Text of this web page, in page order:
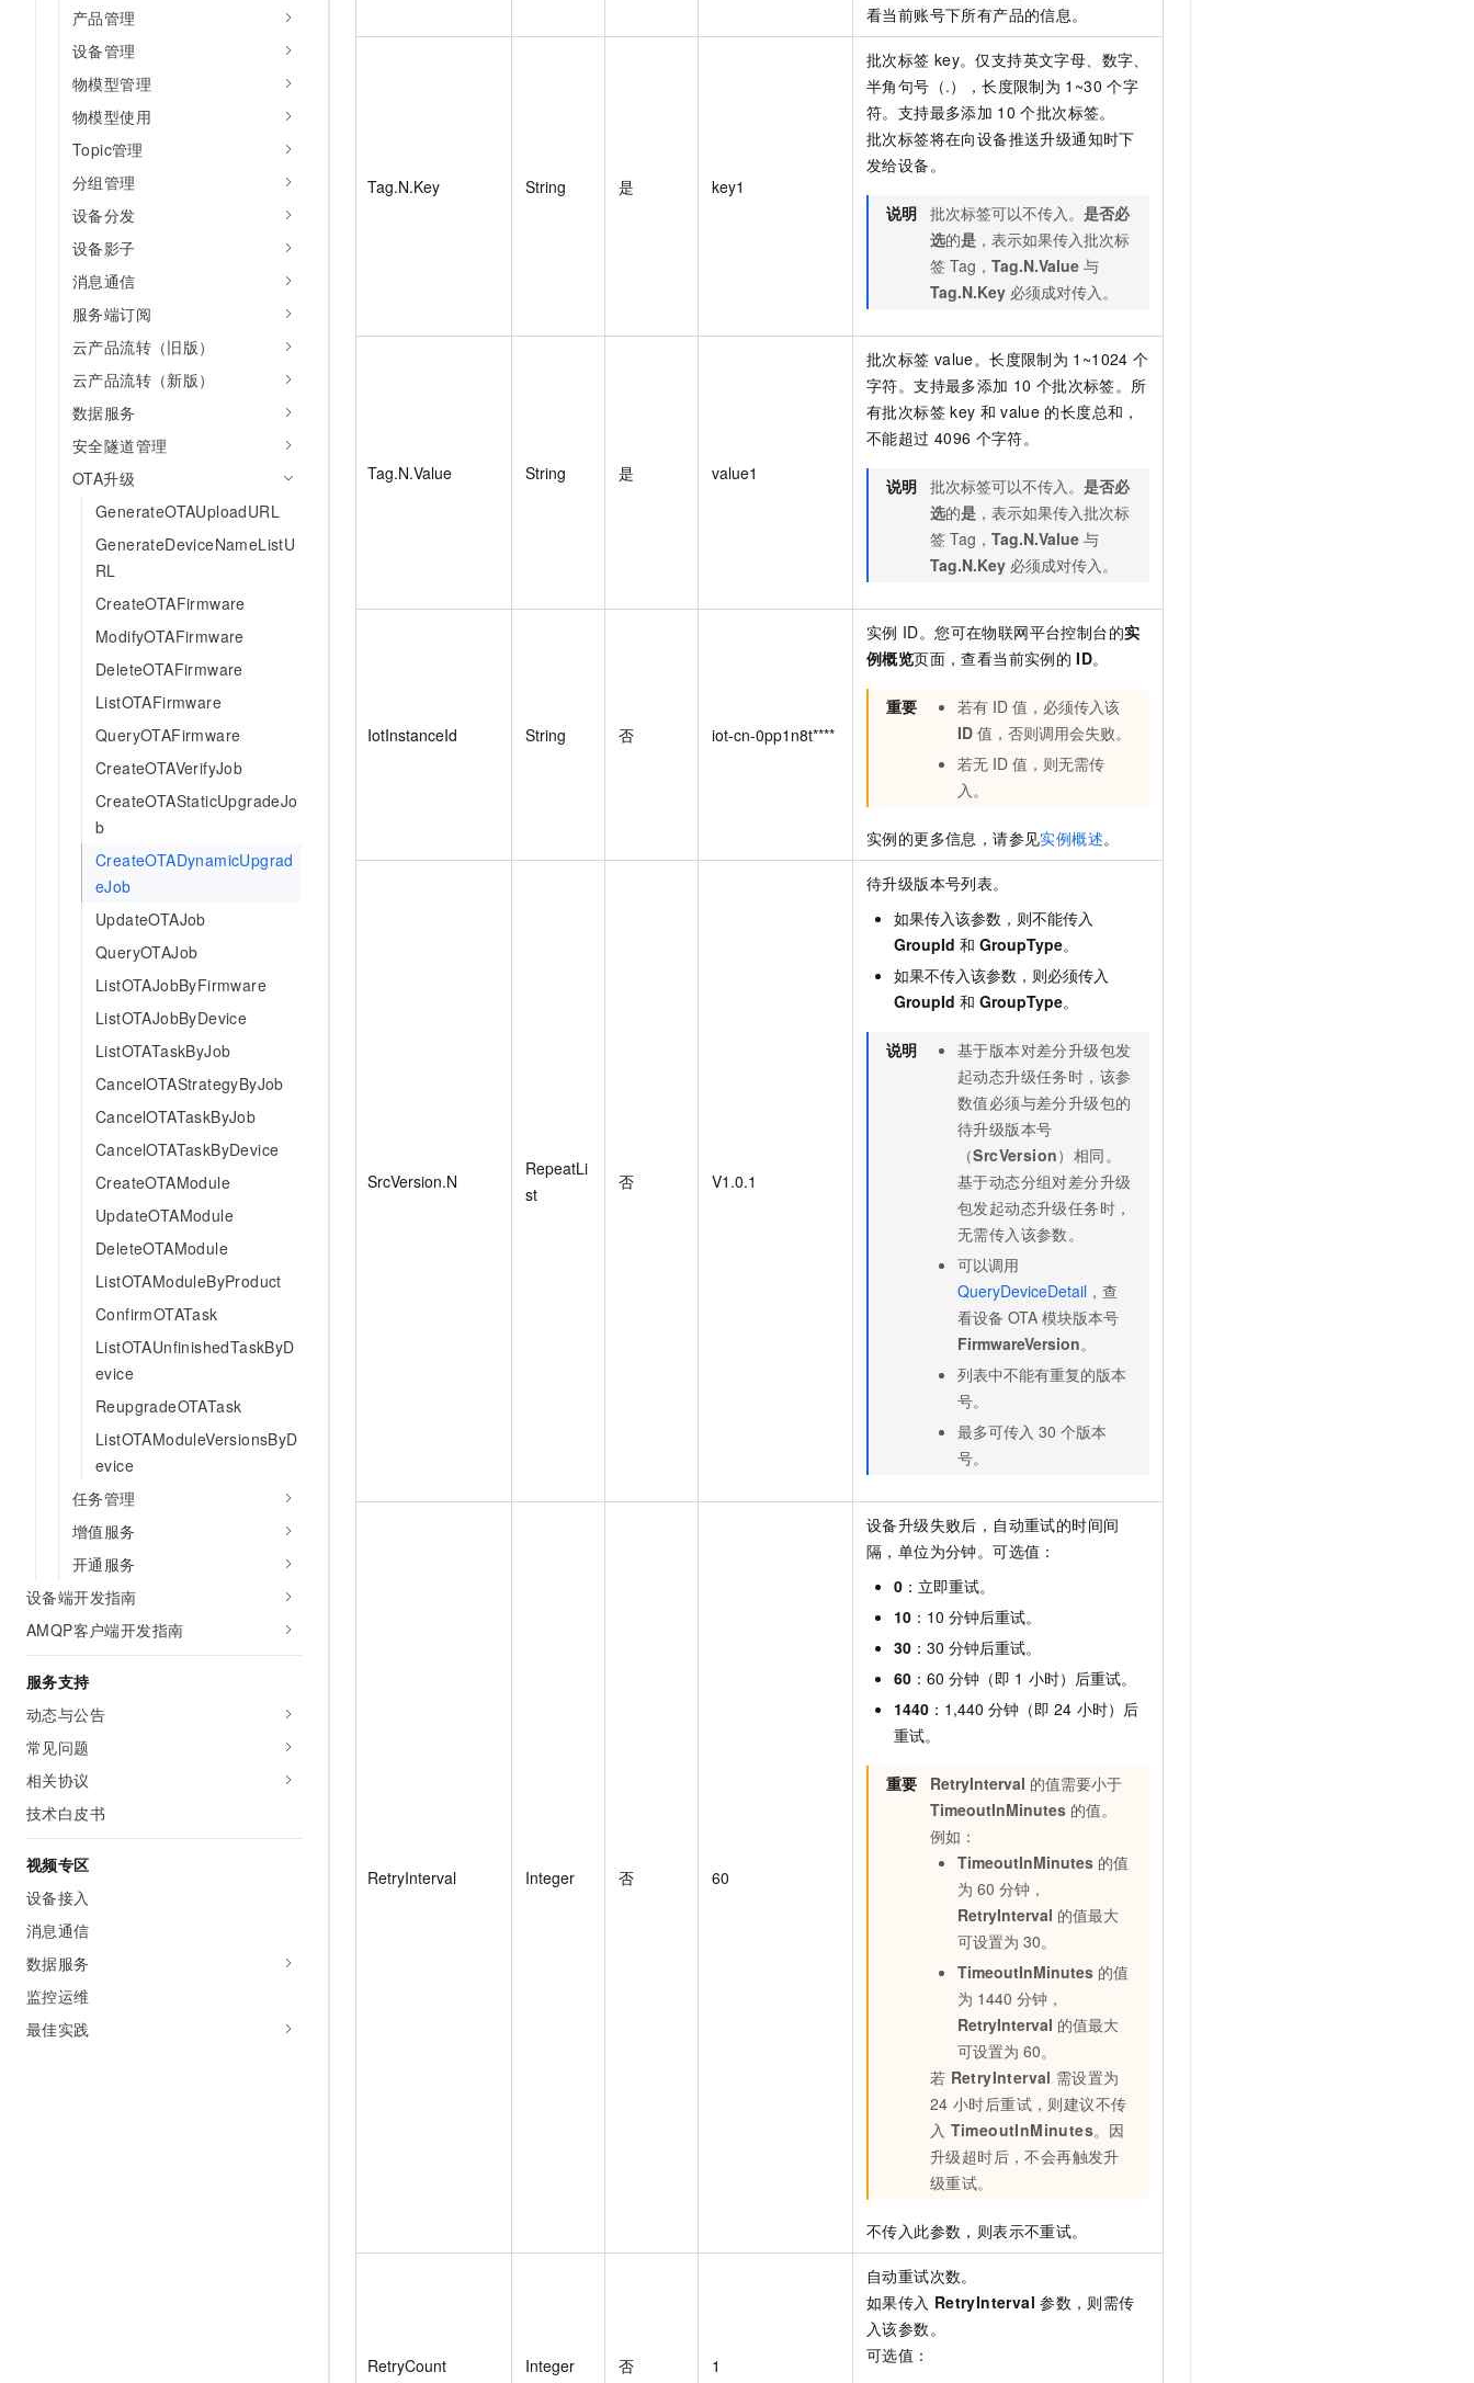
产品管理
设备管理
物模型管理
物模型使用
Topic管理
分组管理
设备分发
设备影子
消息通信
服务端订阅
云产品流转（旧版）
云产品流转（新版）
数据服务
安全隧道管理
OTA升级
GenerateOTAUploadURL
GenerateDeviceNameListU
RL
CreateOTAFirmware
ModifyOTAFirmware
DeleteOTAFirmware
ListOTAFirmware
QueryOTAFirmware
CreateOTAVerifyJob
CreateOTAStaticUpgradeJo
b
CreateOTADynamicUpgrad
eJob
UpdateOTAJob
QueryOTAJob
ListOTAJobByFirmware
ListOTAJobByDevice
ListOTATaskByJob
CancelOTAStrategyByJob
CancelOTATaskByJob
CancelOTATaskByDevice
CreateOTAModule
UpdateOTAModule
DeleteOTAModule
ListOTAModuleByProduct
ConfirmOTATask
ListOTAUnfinishedTaskByD
evice
ReupgradeOTATask
ListOTAModuleVersionsByD
evice
任务管理
增值服务
开通服务
设备端开发指南
AMQP客户端开发指南
服务支持
动态与公告
常见问题
相关协议
技术白皮书
视频专区
设备接入
消息通信
数据服务
监控运维
最佳实践
看当前账号下所有产品的信息。
Tag.N.Key String 是 key1
批次标签 key。仅支持英文字母、数字、
半角句号（.），长度限制为 1~30 个字
符。支持最多添加 10 个批次标签。
批次标签将在向设备推送升级通知时下
发给设备。
说明 批次标签可以不传入。 是否必
选的是 ，表示如果传入批次标
签 Tag，Tag.N.Value 与
Tag.N.Key 必须成对传入。
Tag.N.Value String 是 value1
批次标签 value。长度限制为 1~1024 个
字符。支持最多添加 10 个批次标签。所
有批次标签 key 和 value 的长度总和，
不能超过 4096 个字符。
说明 批次标签可以不传入。 是否必
选的是 ，表示如果传入批次标
签 Tag，Tag.N.Value 与
Tag.N.Key 必须成对传入。
IotInstanceId String 否 iot-cn-0pp1n8t****
实例 ID。您可在物联网平台控制台的实
例概览页面，查看当前实例的 ID。
重要 若有 ID 值，必须传入该
ID 值，否则调用会失败。
若无 ID 值，则无需传
入。
实例的更多信息，请参见实例概述。
SrcVersion.N
RepeatLi
st
否 V1.0.1
待升级版本号列表。
如果传入该参数，则不能传入
GroupId 和 GroupType。
如果不传入该参数，则必须传入
GroupId 和 GroupType。
说明
基于版本对差分升级包发
起动态升级任务时，该参
数值必须与差分升级包的
待升级版本号
（SrcVersion）相同。
基于动态分组对差分升级
包发起动态升级任务时，
无需传入该参数。
可以调用
QueryDeviceDetail ，查
看设备 OTA 模块版本号
FirmwareVersion。
列表中不能有重复的版本
号。
最多可传入 30 个版本
号。
RetryInterval Integer 否 60
设备升级失败后，自动重试的时间间
隔，单位为分钟。可选值：
0 ：立即重试。
10 ：10 分钟后重试。
30 ：30 分钟后重试。
60 ：60 分钟（即 1 小时）后重试。
1440 ：1,440 分钟（即 24 小时）后
重试。
重要 RetryInterval 的值需要小于
TimeoutInMinutes 的值。
例如：
TimeoutInMinutes 的值
为 60 分钟，
RetryInterval 的值最大
可设置为 30。
TimeoutInMinutes 的值
为 1440 分钟，
RetryInterval 的值最大
可设置为 60。
若 RetryInterval 需设置为
24 小时后重试，则建议不传
入 TimeoutInMinutes。因
升级超时后，不会再触发升
级重试。
不传入此参数，则表示不重试。
RetryCount Integer 否 1
自动重试次数。
如果传入 RetryInterval 参数，则需传
入该参数。
可选值：